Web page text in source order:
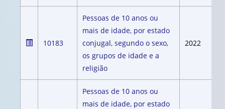
10183
Pessoas de 10 anos ou
mais de idade, por estado
conjugal, segundo o sexo,
os grupos de idade e a
religião
2022
Pessoas de 10 anos ou
mais de idade, por estado